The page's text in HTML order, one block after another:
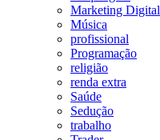
Marketing Digital
Música
profissional
Programação
religião
renda extra
Saúde
Sedução
trabalho